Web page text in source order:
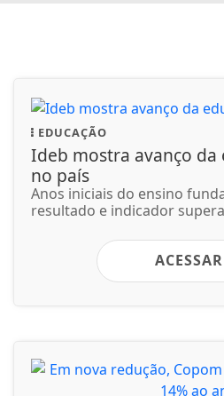
EDUCAÇÃO
Ideb mostra avanço da
no país
Anos iniciais do ensino
resultado e indicador
ACESSAR